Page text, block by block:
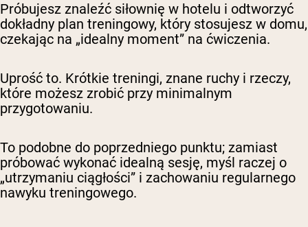
Próbujesz znaleźć siłownię w hotelu i odtworzyć
dokładny plan treningowy, który stosujesz w domu,
czekając na „idealny moment” na ćwiczenia.
Uprość to. Krótkie treningi, znane ruchy i rzeczy,
które możesz zrobić przy minimalnym
przygotowaniu.
To podobne do poprzedniego punktu; zamiast
próbować wykonać idealną sesję, myśl raczej o
„utrzymaniu ciągłości” i zachowaniu regularnego
nawyku treningowego.